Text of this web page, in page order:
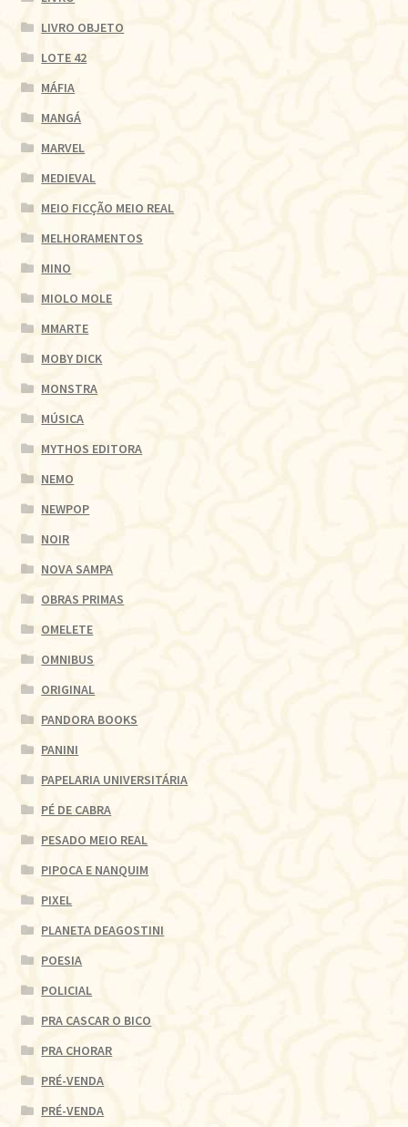
LIVRO OBJETO
LOTE 42
MÁFIA
MANGÁ
MARVEL
MEDIEVAL
MEIO FICÇÃO MEIO REAL
MELHORAMENTOS
MINO
MIOLO MOLE
MMARTE
MOBY DICK
MONSTRA
MÚSICA
MYTHOS EDITORA
NEMO
NEWPOP
NOIR
NOVA SAMPA
OBRAS PRIMAS
OMELETE
OMNIBUS
ORIGINAL
PANDORA BOOKS
PANINI
PAPELARIA UNIVERSITÁRIA
PÉ DE CABRA
PESADO MEIO REAL
PIPOCA E NANQUIM
PIXEL
PLANETA DEAGOSTINI
POESIA
POLICIAL
PRA CASCAR O BICO
PRA CHORAR
PRÉ-VENDA
PRÉ-VENDA